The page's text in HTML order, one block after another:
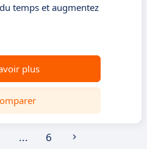
temps et augmentez
plus
... 6